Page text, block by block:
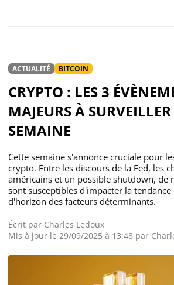
ACTUALITÉ BITCOIN
CRYPTO : LES 3
MAJEURS À SURVEILLER
SEMAINE
Cette semaine s'annonce cruciale pour
crypto. Entre les discours de la Fed, les
américains et un possible shutdown, de
sont susceptibles d'impacter la
d'horizon des facteurs déterminants.
Écrit par Charles Ledoux
Mis à jour le 29/09/2025 à 13:48 par